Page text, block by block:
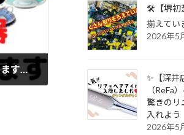
眠っているギフト食器高価買取致します！【石川金沢店】
🛠️【堺初
揃えてい
2026年5
✨【深井
（ReFa
驚きのリ
入れよう
2026年5